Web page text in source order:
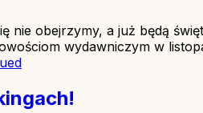
nie obejrzymy, a już będą
wydawniczym w